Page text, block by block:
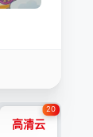
高清云
20